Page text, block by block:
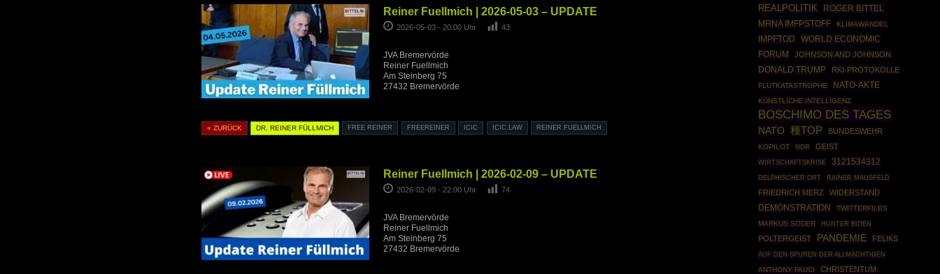
Reiner Fuellmich | 2026-05-03 – UPDATE
2026-05-03 - 20:00 Uhr 43
JVA Bremervörde
Reiner Fuellmich
Am Steinberg 75
27432 Bremervörde
« ZURÜCK DR. REINER FÜLLMICH FREE REINER FREEREINER ICIC ICIC.LAW REINER FUELLMICH
Reiner Fuellmich | 2026-02-09 – UPDATE
2026-02-09 - 22:00 Uhr 74
JVA Bremervörde
Reiner Fuellmich
Am Steinberg 75
27432 Bremervörde
REALPOLITIK
ROGER BITTEL
MRNA IMFPSTOFF
KLIMAWANDEL
IMPFTOD
WORLD ECONOMIC
FORUM
JOHNSON AND JOHNSON
DONALD TRUMP RKI-PROTOKOLLE
FLUTKATASTROPHE NATO-AKTE
KÜNSTLICHE INTELLIGENZ
BOSCHIMO DES TAGES
NATO 種TOP BUNDESWEHR
KOPILOT NDR GEIST
WIRTSCHAFTSKRISE 3121534312
DELPHISCHER ORT RAINER MAUSFELD
FRIEDRICH MERZ WIDERSTAND
DEMONSTRATION
TWITTERFILES
MARKUS SÖDER
HUNTER BIDEN
POLTERGEIST PANDEMIE FELIKS
AUF DEN SPUREN DER ALLMÄCHTIGEN
ANTHONY FAUCI CHRISTENTUM